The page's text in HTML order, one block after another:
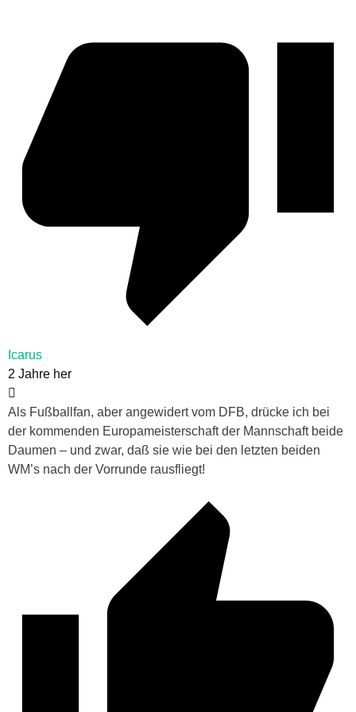
Icarus
2 Jahre her
Als Fußballfan, aber angewidert vom DFB, drücke ich bei
der kommenden Europameisterschaft der Mannschaft beide
Daumen – und zwar, daß sie wie bei den letzten beiden
WM’s nach der Vorrunde rausfliegt!